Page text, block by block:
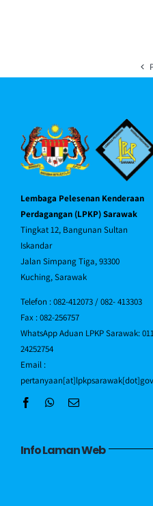
Lembaga Pelesenan Kenderaan
Perdagangan (LPKP) Sarawak
Tingkat 12, Bangunan Sultan
Iskandar
Jalan Simpang Tiga, 93300
Kuching, Sarawak
Telefon : 082-412073 / 082- 413303
Fax : 082-256757
WhatsApp Aduan LPKP Sarawak:
24252754
Email :
Portal MyGov
Piagam Pelanggan
Soalan Lazim/FAQ
Direktori Pegawai
Hubungi Kami
Info Laman Web